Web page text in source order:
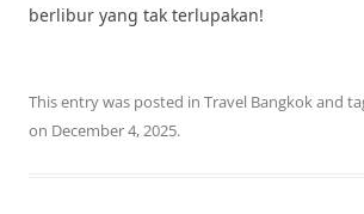
berlibur yang tak terlupakan!
This entry was posted in Travel Bangkokand
on December 4, 2025.